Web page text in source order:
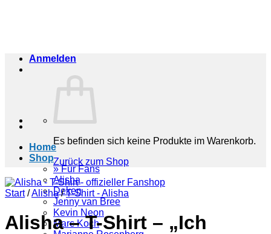
Home
Shop
» Für Fans
Alisha
Deken
Jenny van Bree
Kevin Neon
Marc Koch
Anmelden
Es befinden sich keine Produkte im Warenkorb.
Zurück zum Shop
Start /Alisha / T-Shirt - Alisha
Alisha – T-Shirt – „Ich